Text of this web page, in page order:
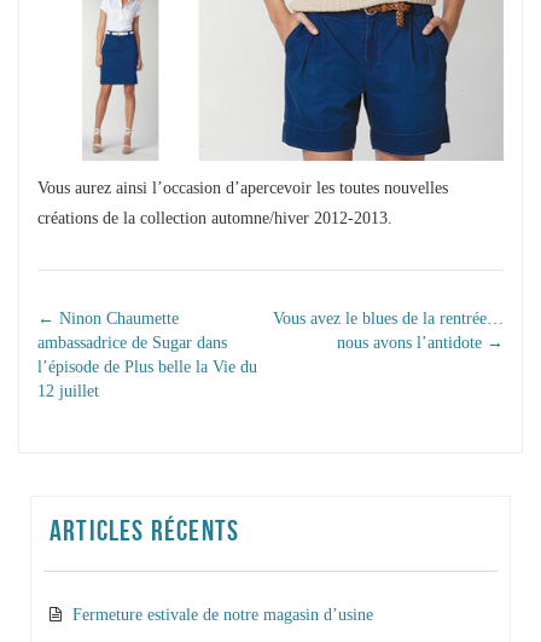
Vous aurez ainsi l’occasion d’apercevoir les toutes nouvelles
créations de la collection automne/hiver 2012-2013.
NAVIGATION DANS
LES ARTICLES
← Ninon Chaumette
ambassadrice de Sugar dans
l’épisode de Plus belle la Vie du
12 juillet
Vous avez le blues de la rentrée…
nous avons l’antidote →
ARTICLES RÉCENTS
Fermeture estivale de notre magasin d’usine